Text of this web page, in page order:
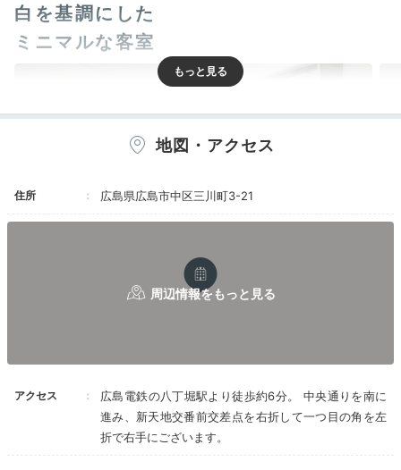
白を基調にした
ミニマルな客室
るお部屋ですよ。
地図・アクセス
住所 広島県広島市中区三川町3-21
アクセス
広島電鉄の八丁堀駅より徒歩約6分。 中央通りを南に
進み、新天地交番前交差点を右折して一つ目の角を左
折で右手にございます。